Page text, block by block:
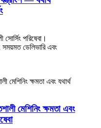
সোর্সিং পরিষেবা।
সময়মত ডেলিভারি এবং
মেশিনিং ক্ষমতা এবং